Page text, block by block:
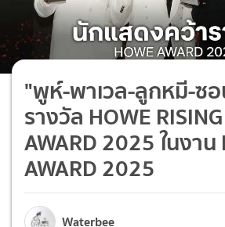
"พูห์-พาเวล-ลูกหมี-ซ
รางวัล HOWE
AWARD 2025 ในงาน
AWARD 2025
Waterbee